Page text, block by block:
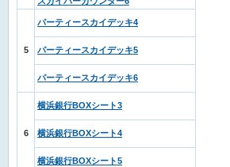
5
パーティースカイデッキ4
パーティースカイデッキ5
パーティースカイデッキ6
6
横浜銀行BOXシート3
横浜銀行BOXシート4
横浜銀行BOXシート5